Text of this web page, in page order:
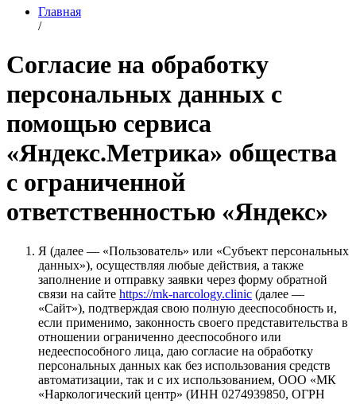
Главная
/
Согласие на обработку
персональных данных с
помощью сервиса
«Яндекс.Метрика» общества
с ограниченной
ответственностью «Яндекс»
Я (далее — «Пользователь» или «Субъект персональных
данных»), осуществляя любые действия, а также
заполнение и отправку заявки через форму обратной
связи на сайте https://mk-narcology.clinic (далее —
«Сайт»), подтверждая свою полную дееспособность и,
если применимо, законность своего представительства в
отношении ограниченно дееспособного или
недееспособного лица, даю согласие на обработку
персональных данных как без использования средств
автоматизации, так и с их использованием, ООО «МК
«Наркологический центр» (ИНН 0274939850, ОГРН